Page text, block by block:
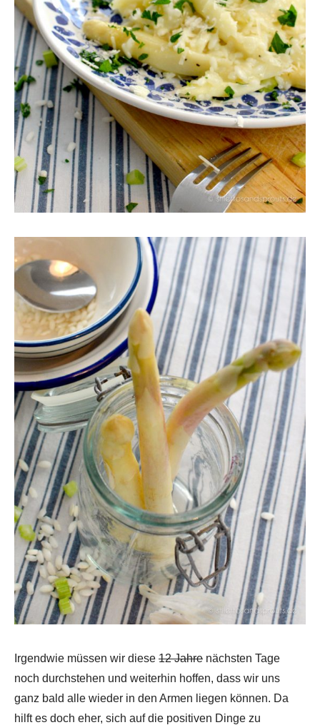
Irgendwie müssen wir diese 12 Jahre nächsten Tage
noch durchstehen und weiterhin hoffen, dass wir uns
ganz bald alle wieder in den Armen liegen können. Da
hilft es doch eher, sich auf die positiven Dinge zu